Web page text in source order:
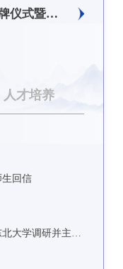
东北大学附属总医院揭牌仪式暨交流座谈会举行
人才培养
回信
【辽宁新闻】王新伟在东北大学调研并主持召开座谈会